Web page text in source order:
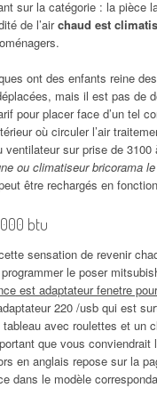
sur la catégorie : la pièce
de l’airchaud est
ont des enfants reine
mais il est pas de
pour placer face d’un tel
où circuler l’air
sur prise de
ou climatiseur bricorama
être rechargés en
btu
sensation de revenir
le poser
est adaptateur fenetre
220 /usb qui est
avec roulettes et un
que vous
en anglais repose sur la
dans le modèle